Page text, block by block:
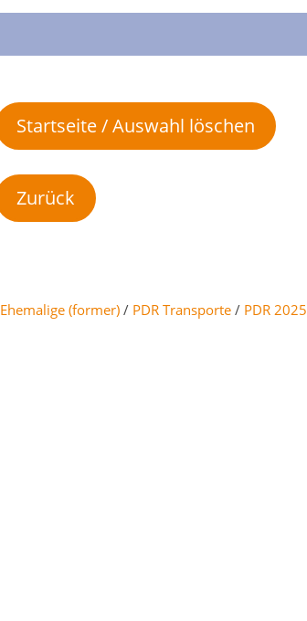
Startseite / Auswahl löschen
Ehemalige (former) / PDR Transporte / PDR 2025